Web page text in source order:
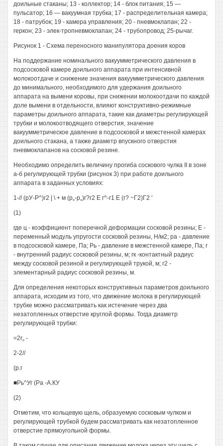
доильные стаканы; 13 - коллектор; 14 - блок питания; 15 —
пульсатор; 16 — вакуумная трубка; 17 - распределительная камера;
18 - патрубок; 19 - камера управления; 20 - пневмоклапан; 22 -
геркон; 23 - элек-тропневмоклапан; 24 - трубопровод; 25-рычаг.
Рисунок 1 - Схема переносного манипулятора доения коров
На поддержание номинального вакуумметрического давления в
подсосковой камере доильного аппарата при интенсивной
молокоотдаче и снижение значения вакуумметрического давления
до минимального, необходимого для удержания доильного
аппарата на вымени коровы, при снижении молокоотдачи по каждой
доле вымени в отдельности, влияют конструктивно-режимные
параметры доильного аппарата, такие как диаметры регулирующей
трубки и молокоотводящего отверстия, значение
вакуумметрическое давление в подсосковой и межстенной камерах
доильного стакана, а также диаметр впускного отверстия
пневмоклапанов на сосковой резине.
Необходимо определить величину прогиба соскового чулка II в зоне
а-б регулирующей трубки (рисунок 3) при работе доильного
аппарата в заданных условиях:
1-// (рУ-Р^)г2 | \ + м (р„-р„)г?г2 Е г^-г1 Е (г? ~Г2)Г2 '
(1)
где ц - коэффициент поперечной деформации сосковой резины; Е -
переменный модуль упругости сосковой резины, Н/м2; ра - давление
в подсосковой камере, Па; Рь - давление в межстенной камере, Па; г
- внутренний радиус сосковой резины, м; гк -контактный радиус
между сосковой резиной и регулирующей трукой, м; г2 -
элементарный радиус сосковой резины, м.
Для определения некоторых конструктивных параметров доильного
аппарата, исходим из того, что движение молока в регулирующей
трубке можно рассматривать как истечение через два
незатопленных отверстие круглой формы. Тогда диаметр
регулирующей трубки:
=2г„ -
2-2//
(р.г
■Рь^Уг (Ра -А.КУ
(2)
Отметим, что кольцевую щель, образуемую сосковым чулком и
регулирующей трубкой будем рассматривать как незатопленное
отверстие прямоугольной формы.